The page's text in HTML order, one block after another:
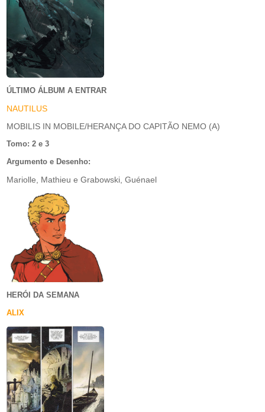
ÚLTIMO ÁLBUM A ENTRAR
NAUTILUS
MOBILIS IN MOBILE/HERANÇA DO CAPITÃO NEMO (A)
Tomo: 2 e 3
Argumento e Desenho:
Mariolle, Mathieu e Grabowski, Guénael
HERÓI DA SEMANA
ALIX